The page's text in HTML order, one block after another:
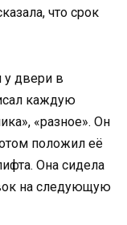
что срок
у двери в
каждую
«разное». Он
положил её
Она сидела
на следующую